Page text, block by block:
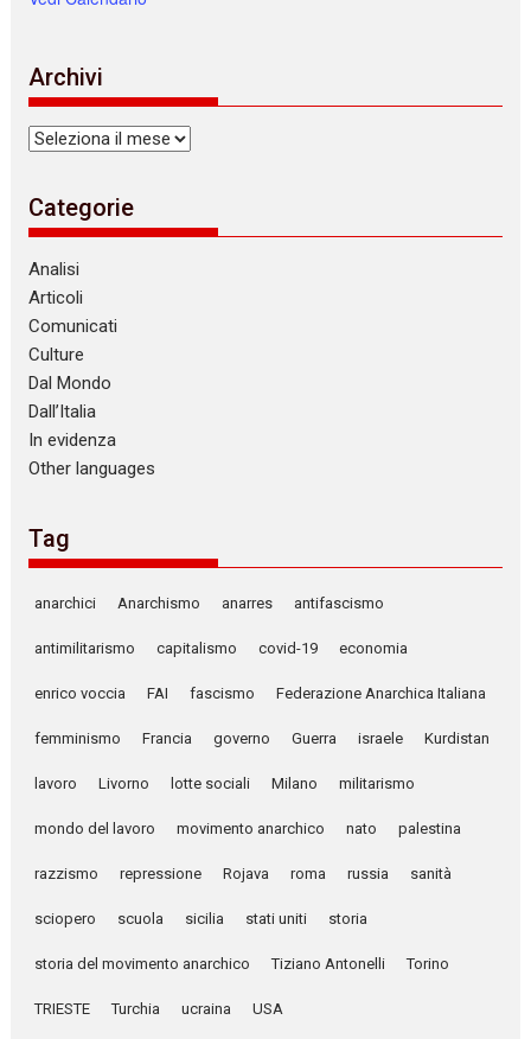
Archivi
Archivi
Categorie
Analisi
Articoli
Comunicati
Culture
Dal Mondo
Dall’Italia
In evidenza
Other languages
Tag
anarchici Anarchismo anarres antifascismo
antimilitarismo capitalismo covid-19 economia
enrico voccia FAI fascismo Federazione Anarchica Italiana
femminismo Francia governo Guerra israele Kurdistan
lavoro Livorno lotte sociali Milano militarismo
mondo del lavoro movimento anarchico nato palestina
razzismo repressione Rojava roma russia sanità
sciopero scuola sicilia stati uniti storia
storia del movimento anarchico Tiziano Antonelli Torino
TRIESTE Turchia ucraina USA